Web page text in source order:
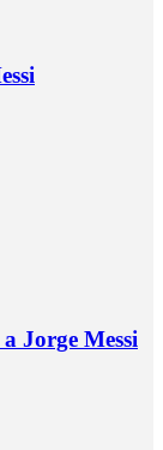
Jorge Messi